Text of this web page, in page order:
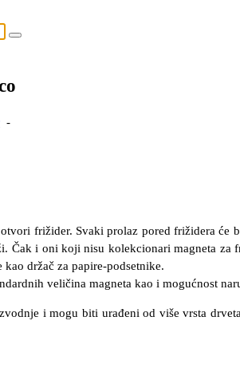
-
frižider. Svaki prolaz pored frižidera će
Čak i oni koji nisu kolekcionari magneta
držač za papire-podsetnike.
veličina magneta kao i mogućnost
i mogu biti urađeni od više vrsta